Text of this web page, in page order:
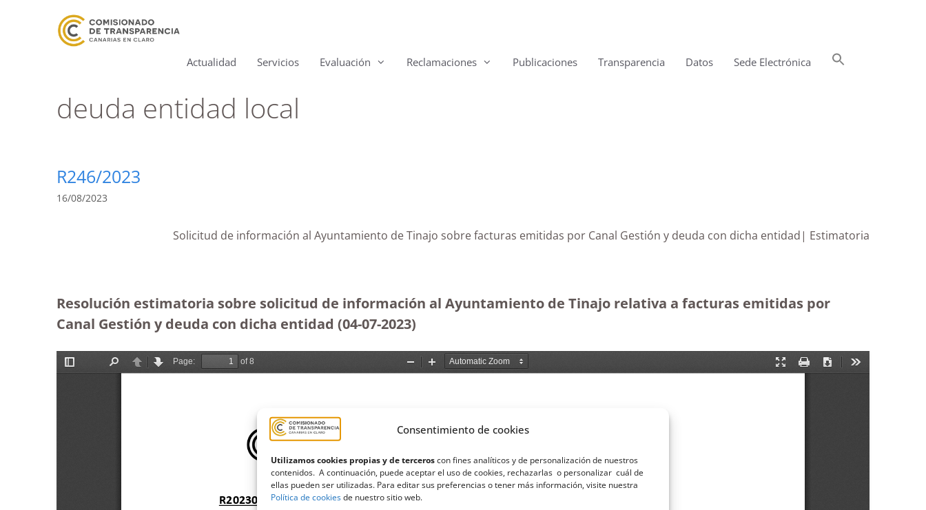
Consentimiento de cookies
Utilizamos cookies propias y de terceroscon fines analíticos y de personalización de nuestros
contenidos. A continuación, puede aceptar el uso de cookies, rechazarlas o personalizar cuál de
ellas pueden ser utilizadas. Para editar sus preferencias o tener más información, visite nuestra
Política de cookiesde nuestro sitio web.
Actualidad Servicios Evaluación Reclamaciones Publicaciones Transparencia Datos Sede Electrónica
deuda entidad local
R246/2023
16/08/2023
Solicitud de información al Ayuntamiento de Tinajo sobre facturas emitidas por Canal Gestión y deuda con dicha entidad| Estimatoria
Resolución estimatoria sobre solicitud de información al Ayuntamiento de Tinajo relativa a facturas emitidas por
Canal Gestión y deuda con dicha entidad (04-07-2023)